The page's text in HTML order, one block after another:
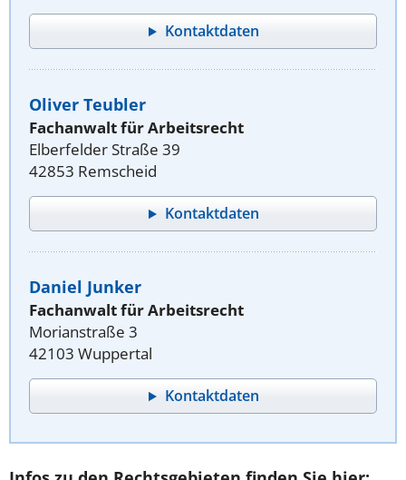
Kontaktdaten
Oliver Teubler
Fachanwalt für Arbeitsrecht
Elberfelder Straße 39
42853 Remscheid
Kontaktdaten
Daniel Junker
Fachanwalt für Arbeitsrecht
Morianstraße 3
42103 Wuppertal
Kontaktdaten